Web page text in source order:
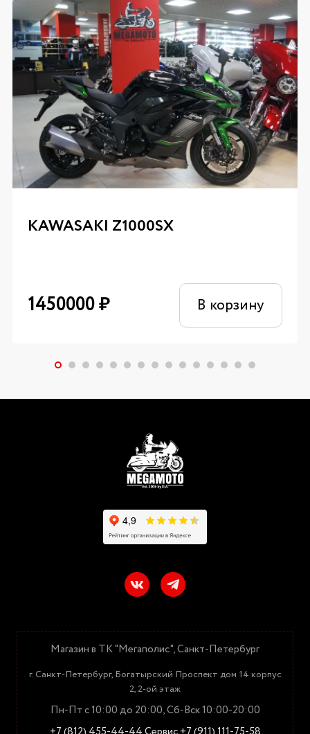
KAWASAKI Z1000SX
1450000₽ В корзину
Магазин в ТК "Мегаполис", Санкт-Петербург
г. Санкт-Петербург, Богатырский Проспект дом 14 корпус
2, 2-ой этаж
Пн-Пт с 10:00 до 20:00, Сб-Вск 10:00-20:00